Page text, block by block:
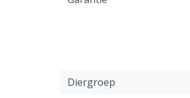
Diergroep